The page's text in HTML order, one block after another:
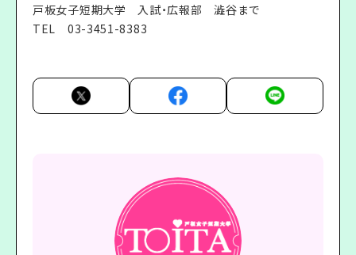
戸板女子短期大学 入試・広報部 澁谷まで
TEL 03-3451-8383